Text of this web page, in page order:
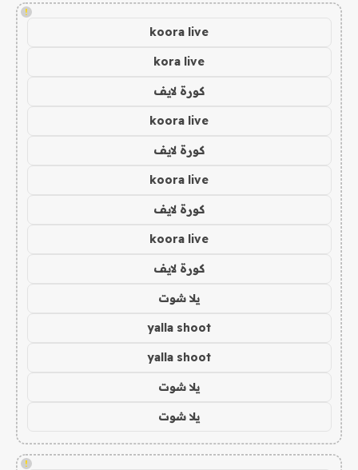
!
koora live
kora live
كورة لايف
koora live
كورة لايف
koora live
كورة لايف
koora live
كورة لايف
يلا شوت
yalla shoot
yalla shoot
يلا شوت
يلا شوت
!